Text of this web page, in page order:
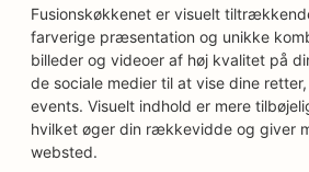
Fusionskøkkenet er visuelt
farverige præsentation og unikke
billeder og videoer af høj kvalitet på
de sociale medier til at vise dine
events. Visuelt indhold er mere
hvilket øger din rækkevidde og giver
websted.